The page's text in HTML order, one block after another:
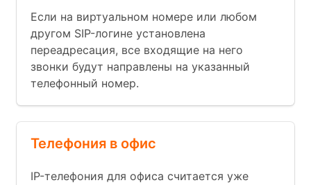
Если на виртуальном номере или любом
другом SIP-логине установлена
переадресация, все входящие на него
звонки будут направлены на указанный
телефонный номер.
Телефония в офис
IP-телефония для офиса считается уже